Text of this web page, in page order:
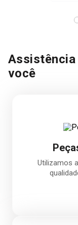
Assistência
você
Utilizamos